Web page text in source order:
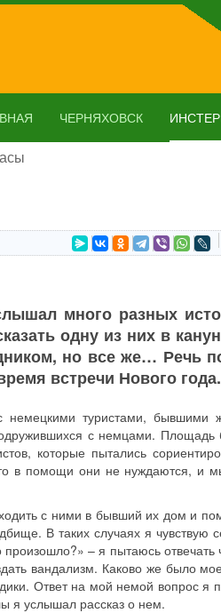
ЧЕРНЯХОВСК
много разных
одну из них в
но все же… Речь
встречи Нового года.
туристами, бывшими
с немцами. Площадь
которые пытались
в помощи они не нуждаются, и
с ними в бывший их дом и
В таких случаях я чувствую
– я пытаюсь отвечать
вандализм. Каково же было
Ответ на мой немой вопрос я
я услышал рассказ о нем.